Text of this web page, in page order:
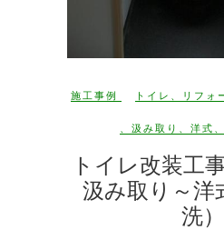
施工事例 トイレ リフォ
汲み取り 洋式
トイレ改装工
汲み取り～洋
洗）